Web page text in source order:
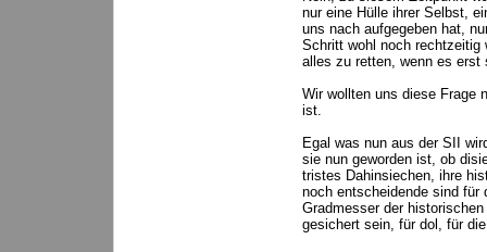
nur eine Hülle ihrer Selbst,
uns nach aufgegeben hat,
Schritt wohl noch rechtzeitig
alles zu retten, wenn es erst
Wir wollten uns diese Frage
ist.
Egal was nun aus der SII
sie nun geworden ist, ob
tristes Dahinsiechen, ihre
noch entscheidende sind für
Gradmesser der
gesichert sein, für dol, für